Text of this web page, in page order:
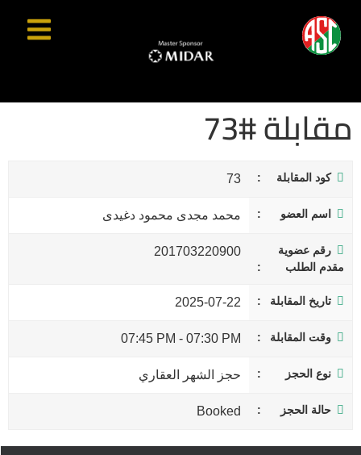
مقابلة #73
كود المقابلة 73
اسم العضو محمد مجدى محمود دغيدى
رقم عضوية
مقدم الطلب
201703220900
تاريخ المقابلة 2025-07-22
وقت المقابلة 07:30 PM
-
07:45 PM
نوع الحجز حجز الشهر العقاري
حالة الحجز Booked